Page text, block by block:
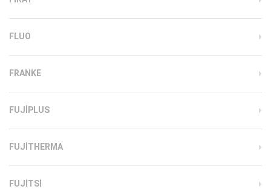
FLUO
FRANKE
FUJIPLUS
FUJITHERMA
FUJITSI